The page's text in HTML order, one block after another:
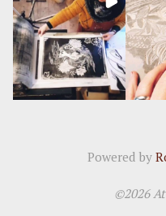
Powered by
©2026